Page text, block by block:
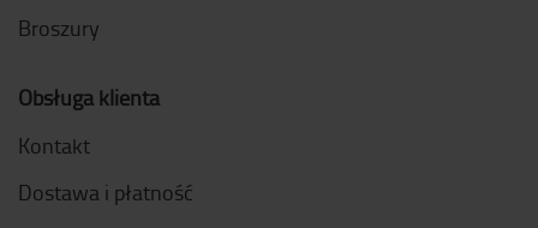
Broszury
Obsługa klienta
Kontakt
Dostawa i płatność